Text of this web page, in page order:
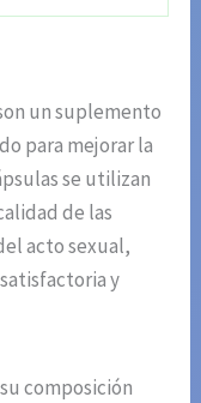
un suplemento
para mejorar la
se utilizan
de las
acto sexual,
y
composición